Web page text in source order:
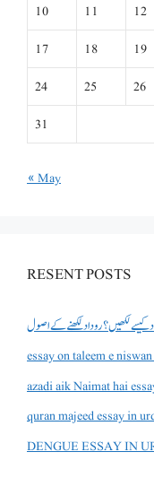
10
11 12
17
18 19
24
25 26
31
« May
RESENT POSTS
کیسے لکھیں؟ روداد لکھنے کے اصول